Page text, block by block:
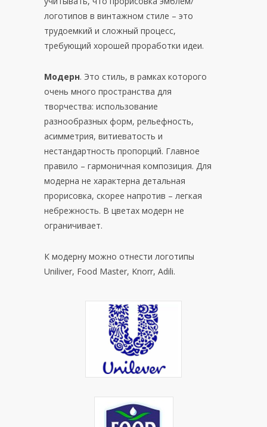
логотипов в винтажном стиле – это
трудоемкий и сложный процесс,
требующий хорошей проработки идеи.
Модерн. Это стиль, в рамках которого
очень много пространства для
творчества: использование
разнообразных форм, рельефность,
асимметрия, витиеватость и
нестандартность пропорций. Главное
правило – гармоничная композиция. Для
модерна не характерна детальная
прорисовка, скорее напротив – легкая
небрежность. В цветах модерн не
ограничивает.
К модерну можно отнести логотипы
Uniliver, Food Master, Knorr, Adili.